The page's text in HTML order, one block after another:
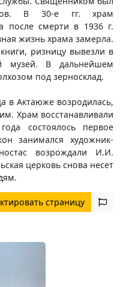
В 30-е гг. храм
после смерти в 1936 г.
жизнь храма замерла.
ризницу вывезли в
музей. В дальнейшем
под зерносклад.
в Актаюже возродилась,
Храм восстанавливали
состоялось первое
занимался художник-
возрождали И.И.
церковь снова несет
страницу